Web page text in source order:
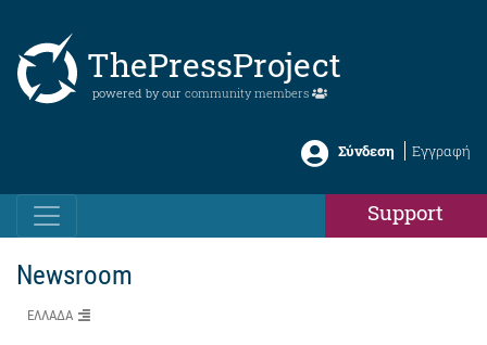
ThePressProject
powered by our community members
Σύνδεση Εγγραφή
Support
Newsroom
ΕΛΛΑΔΑ